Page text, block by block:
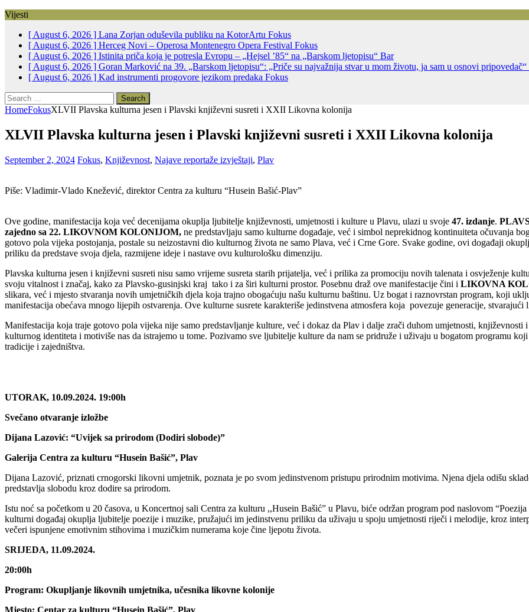
Vijesti
[ August 6, 2026 ] Lana Zorjan oduševila publiku na KotorArtu Fokus
[ August 6, 2026 ] Herceg Novi – Operosa Montenegro Opera Festival Fokus
[ August 6, 2026 ] Istinita priča koja je potresla Evropu – „Hejsel ’85“ na „Barskom ljetopisu“ Bar
[ August 6, 2026 ] Goran Marković na 39. „Barskom ljetopisu“: „Priče su najvažnija stvar u mom životu, ja sam u osnovi pripovedač“
[ August 6, 2026 ] Kad instrumenti progovore jezikom predaka Fokus
Search
for:
HomeFokusXLVII Plavska kulturna jesen i Plavski književni susreti i XXII Likovna kolonija
XLVII Plavska kulturna jesen i Plavski književni susreti i XXII Likovna kolonija
September 2, 2024 Fokus, Književnost, Najave reportaže izvještaji, Plav
Piše: Vladimir-Vlado Knežević, direktor Centra za kulturu “Husein Bašić-Plav”
Ove godine, manifestacija koja već decenijama okuplja ljubitelje književnosti, umjetnosti i kulture u Plavu, ulazi u svoje 47. izdanje.
zajedno sa 22. LIKOVNOM KOLONIJOM, ne predstavljaju samo kulturne događaje, već i simbol neprekidnog kontinuiteta očuvanja
gotovo pola vijeka postojanja, postale su neizostavni dio kulturnog života ne samo Plava, već i Crne Gore. Svake godine, ovi događaji
priliku da predstave svoja djela, razmijene ideje i nastave ovu kulturološku dimenziju.
Plavska kulturna jesen i književni susreti nisu samo vrijeme susreta starih prijatelja, već i prilika za promociju novih talenata i osvježenje
svoju vitalnost i značaj, kako za Plavsko-gusinjski kraj tako i za širi kulturni prostor. Posebnu draž ove manifestacije čini i LIKOVNA
slikara, već i mjesto stvaranja novih umjetničkih djela koja trajno obogaćuju našu kulturnu baštinu. Uz bogat i raznovrstan program, koji
manifestacija obećava mnogo lijepih ostvarenja. Ove kulturne susrete karakteriše jedinstvena atmosfera koja povezuje generacije,
Manifestacija koja traje gotovo pola vijeka nije samo predstavljanje kulture, već i dokaz da Plav i dalje zrači duhom umjetnosti, književnosti
kulturnog identiteta i motiviše nas da istrajemo u tome. Pozivamo sve ljubitelje kulture da nam se pridruže i uživaju u bogatom programu
tradicije i zajedništva.
UTORAK, 10.09.2024. 19:00h
Svečano otvaranje izložbe
Dijana Lazović: “Uvijek sa prirodom (Dodiri slobode)”
Galerija Centra za kulturu “Husein Bašić”, Plav
Dijana Lazović, priznati crnogorski likovni umjetnik, poznata je po svom jedinstvenom pristupu prirodnim motivima. Njena djela odišu
predstavlja slobodu kroz dodire sa prirodom.
Istu noć sa početkom u 20 časova, u Koncertnoj sali Centra za kulturu ,,Husein Bašić” u Plavu, biće održan program pod naslovom
kulturni događaj okuplja ljubitelje poezije i muzike, pružajući im jedinstvenu priliku da uživaju u spoju umjetnosti riječi i melodije, kroz
večeri ispunjene emotivnim stihovima i muzičkim numerama koje čine ljepotu života.
SRIJEDA, 11.09.2024.
20:00h
Program: Okupljanje likovnih umjetnika, učesnika likovne kolonije
Mjesto: Centar za kulturu “Husein Bašić”, Plav